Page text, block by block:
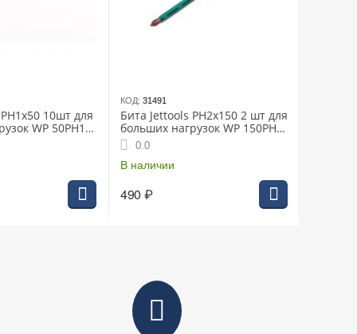
10шт для
WP 50PH1
КОД: 31491
Бита Jettools PH2x150 2 шт для
больших нагрузок WP 150PH2
(W2-22-1502-2)
0.0
В наличии
490 ₽